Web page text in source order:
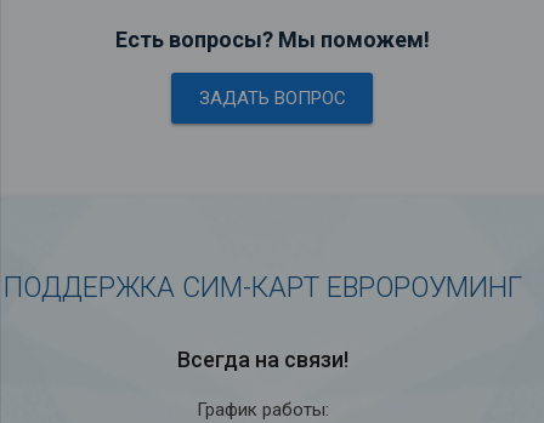
Есть вопросы? Мы поможем!
ЗАДАТЬ ВОПРОС
ПОДДЕРЖКА СИМ-КАРТ ЕВРОРОУМИНГ
Всегда на связи!
График работы: